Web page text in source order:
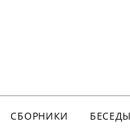
СБОРНИКИ БЕСЕДЫ